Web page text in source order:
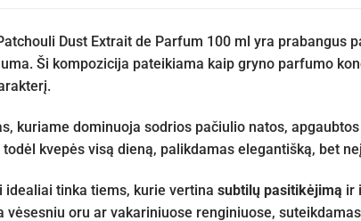
Dust Extrait de Parfum 100 ml yra
Ši kompozicija pateikiama kaip gryno parfumo
kuriame dominuoja sodrios pačiulio natos,
kvepės visą dieną, palikdamas elegantišką, bet
idealiai tinka tiems, kurie vertina subtilų pasitikėjimą ir
vėsesniu oru ar vakariniuose renginiuose,